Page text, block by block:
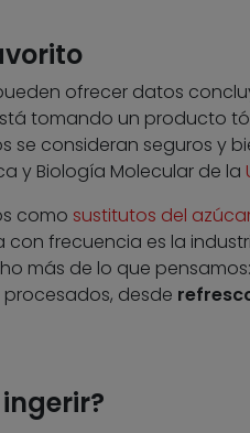
ofrecer datos
tomando un producto
se consideran seguros y
y Biología Molecular de la
como sustitutos del
con frecuencia es la
más de lo que
desde